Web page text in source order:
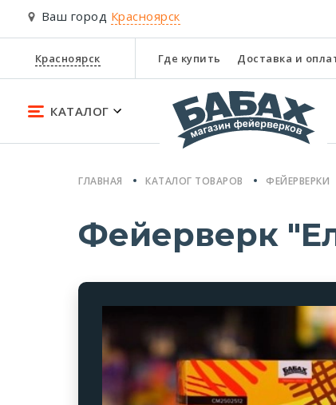
Ваш город Красноярск
Красноярск Где купить Доставка и
КАТАЛОГ
ГЛАВНАЯ КАТАЛОГ ТОВАРОВ ФЕЙЕРВЕРКИ
Фейерверк